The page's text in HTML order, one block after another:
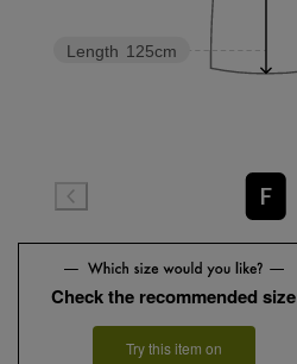
Length 125cm
F
Check the recommended size
Try this item on